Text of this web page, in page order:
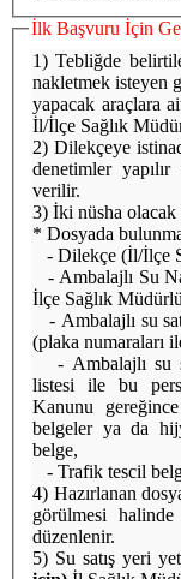
İlk Başvuru İçin
1) Tebliğde
nakletmek isteyen
yapacak araçlara
İl/İlçe Sağlık
2) Dilekçeye
denetimler
verilir.
3) İki nüsha olacak
* Dosyada
- Dilekçe (İl/İlçe
- Ambalajlı Su
İlçe Sağlık
- Ambalajlı su
(plaka numaraları
- Ambalajlı su satış ve nakil aracında çalışacak personel
listesi ile bu
Kanunu
belgeler ya da
belge,
- Trafik tescil
4) Hazırlanan
görülmesi
düzenlenir.
5) Su satış yeri